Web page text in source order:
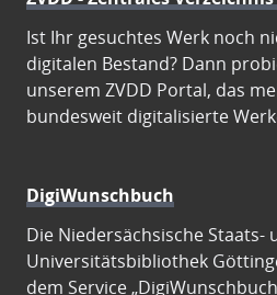
Ist Ihr gesuchtes Werk noch
digitalen Bestand? Dann
unserem ZVDD Portal, das
bundesweit digitalisierte
DigiWunschbuch
Die Niedersächsische Staats-
Universitätsbibliothek
dem Service